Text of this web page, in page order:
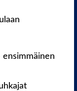
ensimmäinen